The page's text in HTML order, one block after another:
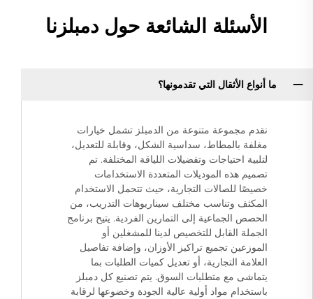
الأسئلة الشائعة حول دمبلزنا
ما أنواع الأثقال التي تقدمونها؟
نقدم مجموعة متنوعة من الدمبلز تشمل خيارات
مغلفة بالمطاط، سداسية الشكل، وقابلة للتعديل،
لتلبية احتياجات وتفضيلات اللياقة المختلفة. تم
تصميم هذه الموديلات المتعددة الاستخدامات
خصيصًا للصالات التجارية، حيث تتحمل الاستخدام
المكثف وتناسب مختلف سيناريوهات التدريب، من
الحصص الجماعية إلى التمارين الفردية. يتيح برنامج
الجملة القابل للتخصيص لدينا للمشغلين أو
الموزعين تجميع تراكيز الأوزان، وإضافة تفاصيل
العلامة التجارية، أو تعديل كميات الطلبات بما
يتماشى مع متطلبات السوق. يتم تصنيع كل دمبلز
باستخدام مواد أولية عالية الجودة وخضوعها لرقابة